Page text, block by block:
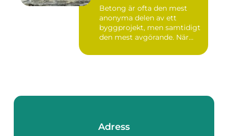
Betong är ofta den mest
anonyma delen av ett
byggprojekt, men samtidigt
den mest avgörande. När
Adress